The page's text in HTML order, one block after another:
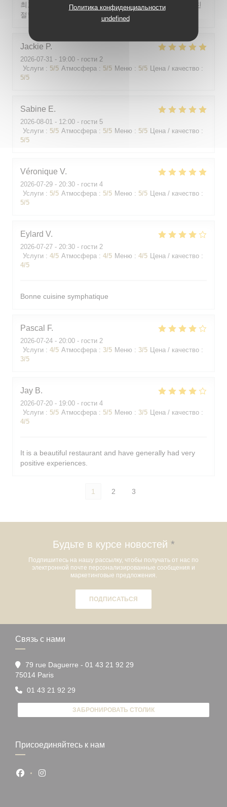
Политика конфиденциальности
undefined
최고의 분위기, 최고의 맛, 프랑스어가 서툴지만 서버가 친
절함
Jackie P
2026-07-31 - 19:00 - гости 2
Услуги : 5/5 Атмосфера : 5/5 Меню : 5/5 Цена / качество :
5/5
Sabine E
2026-08-01 - 12:00 - гости 5
Услуги : 5/5 Атмосфера : 5/5 Меню : 5/5 Цена / качество :
5/5
Véronique V
2026-07-29 - 20:30 - гости 4
Услуги : 5/5 Атмосфера : 5/5 Меню : 5/5 Цена / качество :
5/5
Eylard V
2026-07-27 - 20:30 - гости 2
Услуги : 4/5 Атмосфера : 4/5 Меню : 4/5 Цена / качество :
4/5
Bonne cuisine symphatique
Pascal F
2026-07-24 - 20:00 - гости 2
Услуги : 4/5 Атмосфера : 3/5 Меню : 3/5 Цена / качество :
3/5
Jay B
2026-07-20 - 19:00 - гости 4
Услуги : 5/5 Атмосфера : 5/5 Меню : 3/5 Цена / качество :
4/5
It is a beautiful restaurant and have generally had very
positive experiences.
1 2 3
Будьте в курсе новостей *
Подпишитесь на нашу рассылку, чтобы получать от нас по
электронной почте персонализированные сообщения и
маркетинговые предложения.
ПОДПИСАТЬСЯ
Связь с нами
79 rue Daguerre - 01 43 21 92 29
75014 Paris((открывается в новом окне))
01 43 21 92 29
ЗАБРОНИРОВАТЬ СТОЛИК
Присоединяйтесь к нам
Facebook ((открывается в новом окне))
Instagram ((открывается в новом окне))